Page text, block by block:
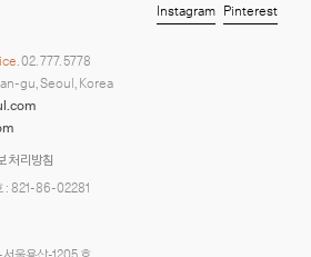
처리방침
: 821-86-02281
02. 777. 5778
gu, Seoul, Korea
Instagram Pinterest